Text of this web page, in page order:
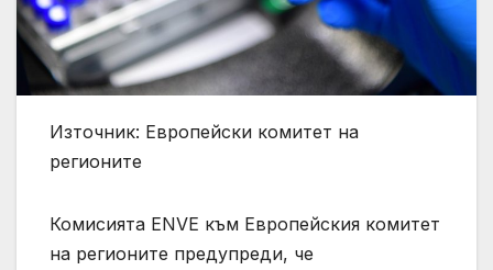
Източник: Европейски комитет на
регионите
Комисията ENVE към Европейския комитет
на регионите предупреди, че